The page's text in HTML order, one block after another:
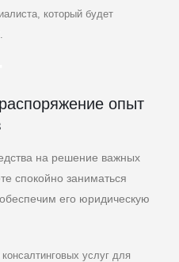
который будет
опыт
на решение важных
спокойно заниматься
его юридическую
услуг для